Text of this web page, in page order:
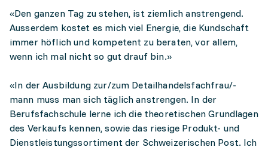
«Den ganzen Tag zu stehen, ist ziemlich anstrengend.
Ausserdem kostet es mich viel Energie, die Kundschaft
immer höflich und kompetent zu beraten, vor allem,
wenn ich mal nicht so gut drauf bin.»
«In der Ausbildung zur/zum Detailhandelsfachfrau/-
mann muss man sich täglich anstrengen. In der
Berufsfachschule lerne ich die theoretischen Grundlagen
des Verkaufs kennen, sowie das riesige Produkt- und
Dienstleistungssortiment der Schweizerischen Post. Ich